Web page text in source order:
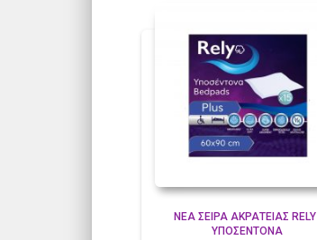
ΝΈΑ ΣΕΙΡΆ ΑΚΡΆΤΕΙΑΣ RELY,
ΥΠΟΣΈΝΤΟΝΑ